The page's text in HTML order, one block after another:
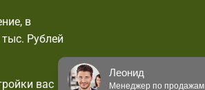
в
Рублей
вас
Леонид
Менеджер по продажам